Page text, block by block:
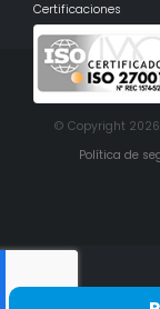
Certificaciones
© Copyright
Política de